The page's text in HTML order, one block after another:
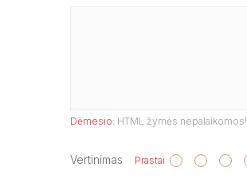
Dėmesio: HTML žymės nepalaikomos!
Vertinimas Prastai